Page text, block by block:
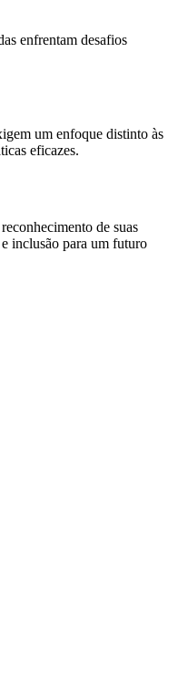
enfrentam desafios
um enfoque distinto às
eficazes.
de suas
inclusão para um futuro